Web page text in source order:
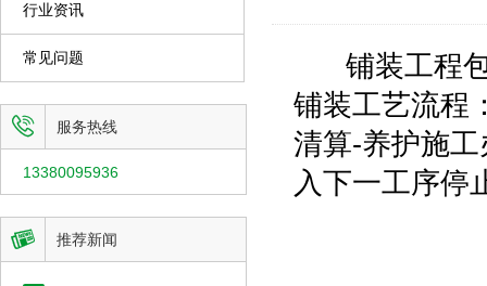
行业资讯
常见问题
 服务热线
13380095936
 推荐新闻
铺装工程包
铺装工艺流程
清算-养护施
入下一工序停